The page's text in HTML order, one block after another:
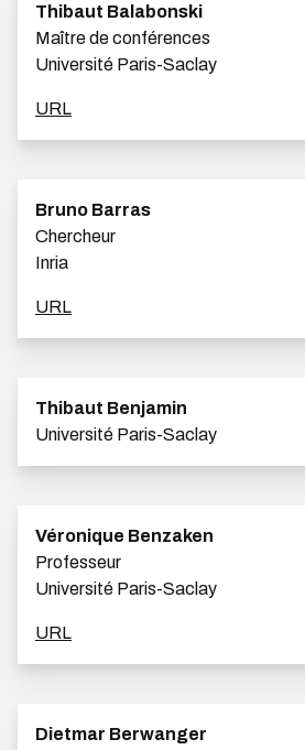
Thibaut Balabonski
Maître de conférences
Université Paris-Saclay
URL
Bruno Barras
Chercheur
Inria
URL
Thibaut Benjamin
Université Paris-Saclay
Véronique Benzaken
Professeur
Université Paris-Saclay
URL
Dietmar Berwanger